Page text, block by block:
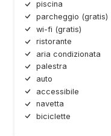
piscina
parcheggio (gratis)
wi-fi (gratis)
ristorante
aria condizionata
palestra
auto
accessibile
navetta
biciclette